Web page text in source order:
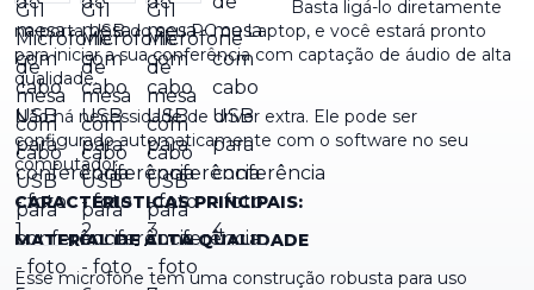
Basta ligá-lo diretamente
na porta USB do seu PC ou Laptop, e você estará pronto
para iniciar a sua conferência com captação de áudio de alta
qualidade.
Não há necessidade de driver extra. Ele pode ser
configurado automaticamente com o software no seu
computador.
CARACTERISTICAS PRINCIPAIS:
MATERIAL DE ALTA QUALIDADE
Esse microfone tem uma construção robusta para uso